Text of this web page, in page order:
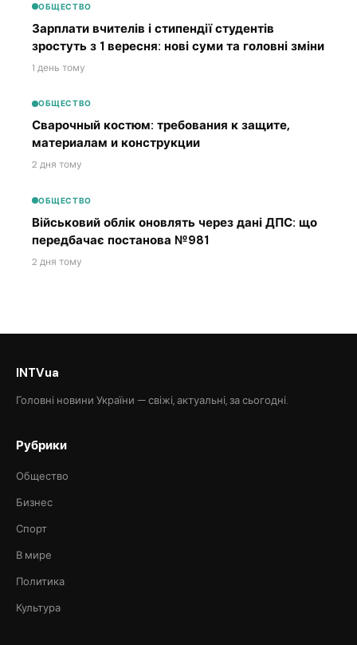
ОБЩЕСТВО
Зарплати вчителів і стипендії студентів
зростуть з 1 вересня: нові суми та головні зміни
1 день тому
ОБЩЕСТВО
Сварочный костюм: требования к защите,
материалам и конструкции
2 дня тому
ОБЩЕСТВО
Військовий облік оновлять через дані ДПС: що
передбачає постанова №981
2 дня тому
INTVua
Головні новини України — свіжі, актуальні, за сьогодні.
Рубрики
Общество
Бизнес
Спорт
В мире
Политика
Культура